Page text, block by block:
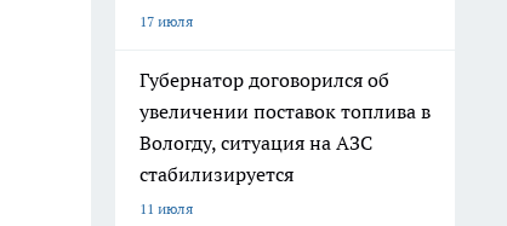
17 июля
Губернатор договорился об
увеличении поставок топлива в
Вологду, ситуация на АЗС
стабилизируется
11 июля